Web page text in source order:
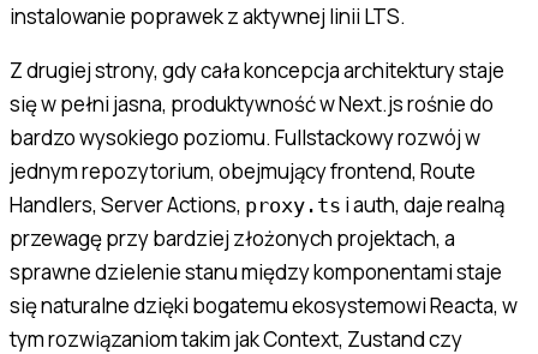
instalowanie poprawek z aktywnej linii LTS.
Z drugiej strony, gdy cała koncepcja architektury staje
się w pełni jasna, produktywność w Next.js rośnie do
bardzo wysokiego poziomu. Fullstackowy rozwój w
jednym repozytorium, obejmujący frontend, Route
Handlers, Server Actions, proxy.ts i auth, daje realną
przewagę przy bardziej złożonych projektach, a
sprawne dzielenie stanu między komponentami staje
się naturalne dzięki bogatemu ekosystemowi Reacta, w
tym rozwiązaniom takim jak Context, Zustand czy